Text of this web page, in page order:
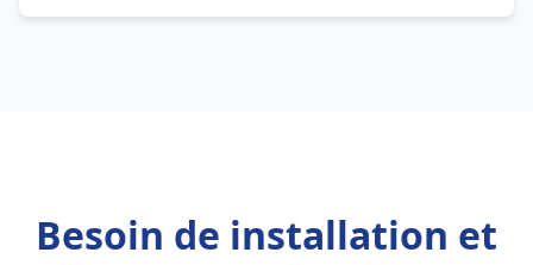
Besoin de installation et